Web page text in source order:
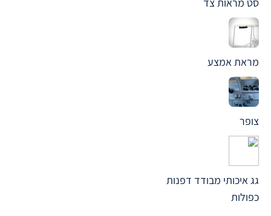
סט מראות צד
מראת אמצע
צופר
גג איכותי מבודד דפנות
כפולות